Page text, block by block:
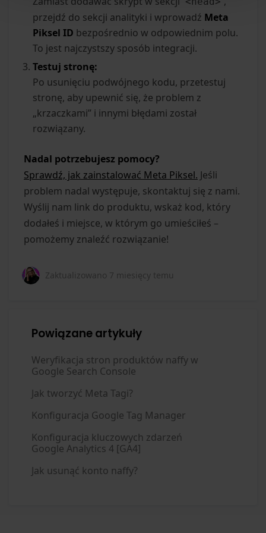
przejdź do sekcji analityki i wprowadź Meta
Piksel ID bezpośrednio w odpowiednim polu.
To jest najczystszy sposób integracji.
Testuj stronę:
Po usunięciu podwójnego kodu, przetestuj
stronę, aby upewnić się, że problem z
„krzaczkami” i innymi błędami został
rozwiązany.
Nadal potrzebujesz pomocy?
Sprawdź, jak zainstalować Meta Piksel. Jeśli
problem nadal występuje, skontaktuj się z nami.
Wyślij nam link do produktu, wskaż kod, który
dodałeś i miejsce, w którym go umieściłeś –
pomożemy znaleźć rozwiązanie!
Zaktualizowano 7 miesięcy temu
Powiązane artykuły
Weryfikacja stron produktów naffy w
Google Search Console
Jak tworzyć Meta Tagi?
Konfiguracja Google Tag Manager
Konfiguracja kluczowych zdarzeń
Google Analytics 4 [GA4]
Jak usunąć konto naffy?